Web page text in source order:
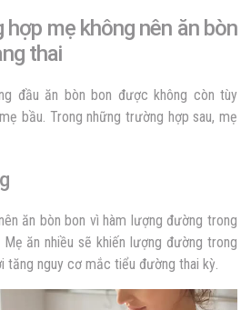
mẹ không nên ăn bòn
thai
đầu ăn bòn bon được không còn tùy
bầu. Trong những trường hợp sau, mẹ
ăn bòn bon vì hàm lượng đường trong
ăn nhiều sẽ khiến lượng đường trong
tăng nguy cơ mắc tiểu đường thai kỳ.